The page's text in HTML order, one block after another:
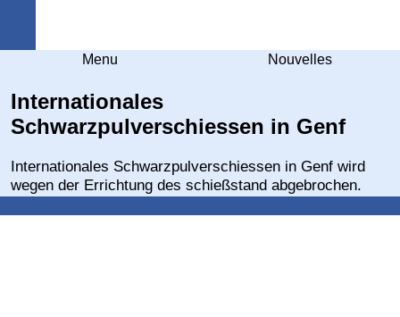
Menu Nouvelles
Internationales
Schwarzpulverschiessen in Genf
Internationales Schwarzpulverschiessen in Genf wird
wegen der Errichtung des schießstand abgebrochen.